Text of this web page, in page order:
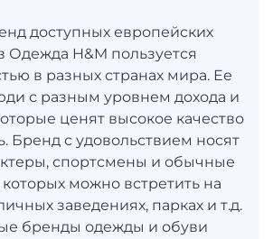
доступных европейских
Одежда H&M пользуется
в разных странах мира. Ее
с разным уровнем дохода и
ценят высокое качество
Бренд с удовольствием носят
спортсмены и обычные
можно встретить на
заведениях, парках и т.д.
бренды одежды и обуви